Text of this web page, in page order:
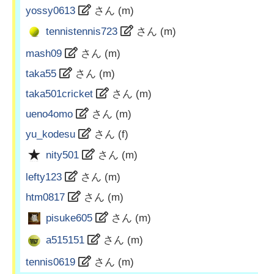
yossy0613 さん (m)
tennistennis723
さん (m)
mash09
さん (m)
taka55
さん (m)
taka501cricket
さん (m)
ueno4omo
さん (m)
yu_kodesu
さん (f)
nity501
さん (m)
lefty123
さん (m)
htm0817
さん (m)
pisuke605
さん (m)
a515151
さん (m)
tennis0619
さん (m)